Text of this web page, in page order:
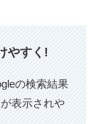
やすく!
の検索結果
表示されや